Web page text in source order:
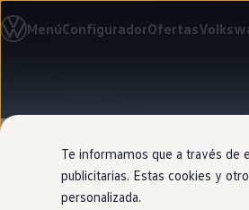
directamente
directamente
página
MenúConfiguradorOfertas
Modelos y configurador
Nuevo ID. Cross
Financiación
My Way
Seguros
Empresas
Autoescuelas
Te informamos que a través de
publicitarias. Estas cookies y
personalizada.